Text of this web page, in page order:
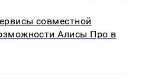
совместной
Алисы Про в